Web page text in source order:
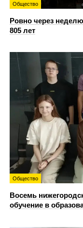
Общество
Ровно через
805 лет
Общество
Восемь
обучение в